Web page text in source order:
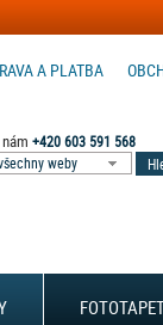
A PLATBA
nám+420 603 591 568
weby